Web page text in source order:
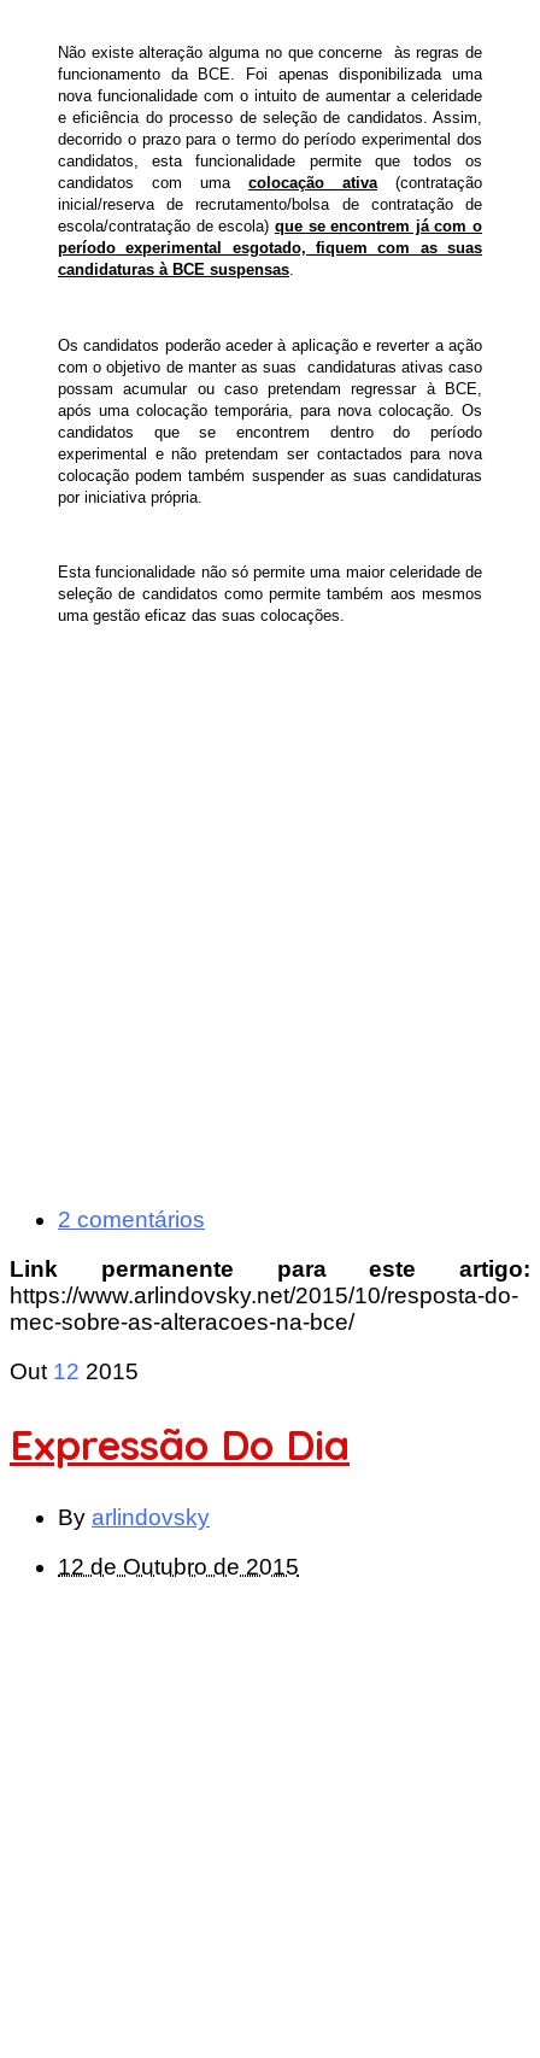
Não existe alteração alguma no que concerne às regras de
funcionamento da BCE. Foi apenas disponibilizada uma
nova funcionalidade com o intuito de aumentar a celeridade
e eficiência do processo de seleção de candidatos. Assim,
decorrido o prazo para o termo do período experimental dos
candidatos, esta funcionalidade permite que todos os
candidatos com uma colocação ativa(contratação
inicial/reserva de recrutamento/bolsa de contratação de
escola/contratação de escola) que se encontrem já com o
período experimental esgotado, fiquem com as suas
candidaturas à BCE suspensas.
Os candidatos poderão aceder à aplicação e reverter a ação
com o objetivo de manter as suas candidaturas ativas caso
possam acumular ou caso pretendam regressar à BCE,
após uma colocação temporária, para nova colocação. Os
candidatos que se encontrem dentro do período
experimental e não pretendam ser contactados para nova
colocação podem também suspender as suas candidaturas
por iniciativa própria.
Esta funcionalidade não só permite uma maior celeridade de
seleção de candidatos como permite também aos mesmos
uma gestão eficaz das suas colocações.
2 comentários
Link permanente para este artigo:
https://www.arlindovsky.net/2015/10/resposta-do-
mec-sobre-as-alteracoes-na-bce/
Out 12 2015
Expressão Do Dia
By arlindovsky
12 de Outubro de 2015